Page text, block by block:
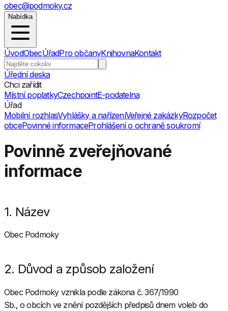
obec@podmoky.cz
Nabídka
ÚvodObecÚřadPro občanyKnihovnaKontakt
Úřední deska
Chci zařídit
Místní poplatkyCzechpointE-podatelna
Úřad
Mobilní rozhlasVyhlášky a nařízeníVeřejné zakázkyRozpočet
obcePovinné informaceProhlášení o ochraně soukromí
Povinně zveřejňované
informace
1. Název
Obec Podmoky
2. Důvod a způsob založení
Obec Podmoky vznikla podle zákona č. 367/1990
Sb., o obcích ve znění pozdějších předpisů dnem voleb do